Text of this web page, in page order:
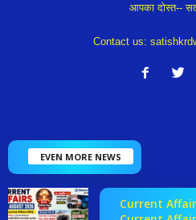
आपका दोस्त--
Contact us:
EVEN MORE NEWS
Current